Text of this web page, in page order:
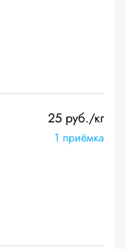
25 руб./кг
1 приёмка